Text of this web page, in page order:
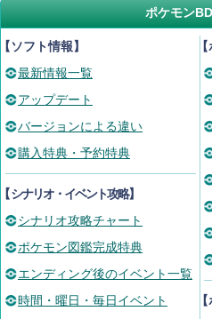
ポケモン
ソフト情報】
最新情報一覧
アップデート
バージョンによる違い
購入特典・予約特典
シナリオ・イベント攻略】
シナリオ攻略チャート
ポケモン図鑑完成特典
エンディング後のイベント一覧
時間・曜日・毎日イベント